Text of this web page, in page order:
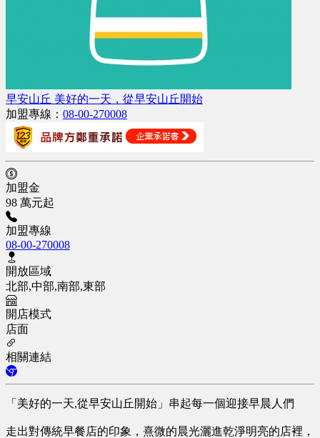
早安山丘 美好的一天，從早安山丘開始
加盟專線： 08-00-270008
加盟金
98 萬元起
加盟專線
08-00-270008
開放區域
北部,中部,南部,東部
開店模式
店面
相關連結
「美好的一天,從早安山丘開始」串起每一個迎接早晨人們
走出對傳統早餐店的印象，熹微的晨光灑進乾淨明亮的店裡，